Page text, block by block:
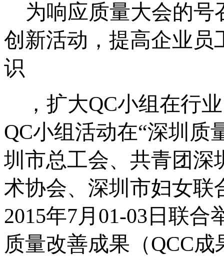
为响应质量大会的号
创新活动，提高企业员
识
，扩大QC小组在行
QC小组活动在“深圳质
圳市总工会、共青团深
术协会、深圳市妇女联
2015年7月 01-03 日联合
质量改善成果（QCC成